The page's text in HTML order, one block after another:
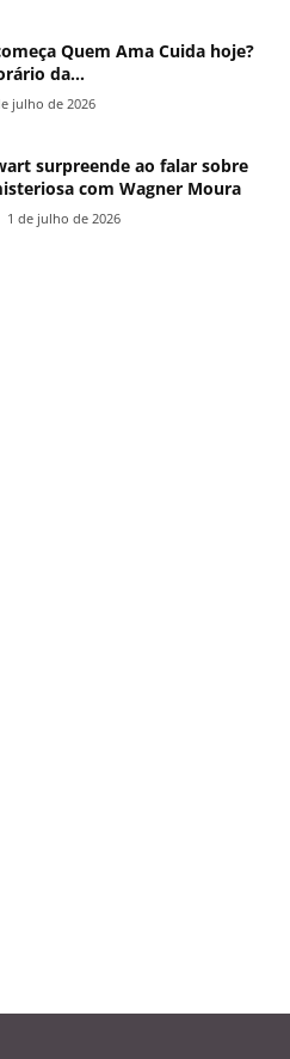
Quem Ama Cuida hoje?
da...
julho de 2026
surpreende ao falar sobre
com Wagner Moura
1 de julho de 2026